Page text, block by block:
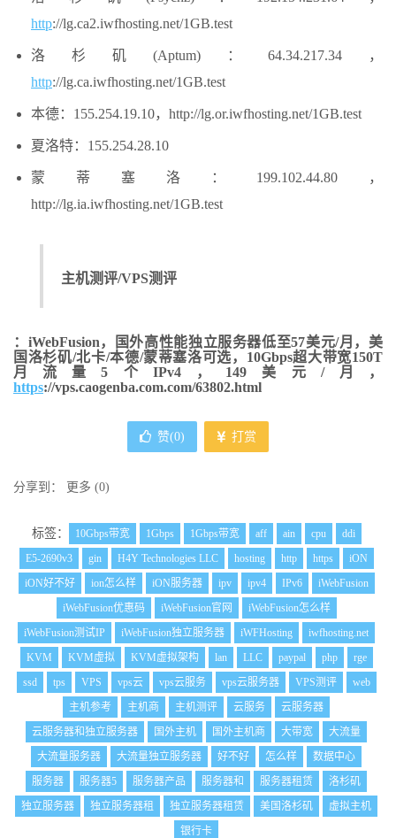
http://lg.ca2.iwfhosting.net/1GB.test
洛杉矶(Aptum)：64.34.217.34，
http://lg.ca.iwfhosting.net/1GB.test
本德：155.254.19.10，http://lg.or.iwfhosting.net/1GB.test
夏洛特：155.254.28.10
蒙蒂塞洛：199.102.44.80，
http://lg.ia.iwfhosting.net/1GB.test
主机测评/VPS测评
：iWebFusion，国外高性能独立服务器低至57美元/月，美
国洛杉矶/北卡/本德/蒙蒂塞洛可选，10Gbps超大带宽150T
月流量5个IPv4，149美元/月，
https://vps.caogenba.com.com/63802.html
赞(0) 打赏
分享到： 更多 (0)
标签： 10Gbps带宽 1Gbps 1Gbps带宽 aff ain cpu
ddi
E5-2690v3
gin H4Y Technologies LLC hosting http https
iON
iON好不好
ion怎么样 iON服务器 ipv ipv4 IPv6
iWebFusion
iWebFusion优惠码
iWebFusion官网
iWebFusion怎么样
iWebFusion测试IP
iWebFusion独立服务器 iWFHosting
iwfhosting.net
KVM
KVM虚拟 KVM虚拟架构 lan LLC paypal php
rge
ssd
tps VPS vps云 vps云服务 vps云服务器 VPS测评
web
主机参考
主机商 主机测评 云服务
云服务器
云服务器和独立服务器
国外主机 国外主机商 大带宽
大流量
大流量服务器
大流量独立服务器 好不好 怎么样
数据中心
服务器
服务器5 服务器产品 服务器和 服务器租赁
洛杉矶
独立服务器
独立服务器租 独立服务器租赁 美国洛杉矶
虚拟主机
银行卡